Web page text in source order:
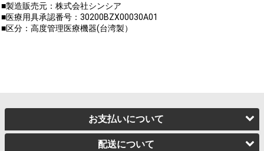
■製造販売元：株式会社シンシア
■医療用具承認番号：30200BZX00030A01
■区分：高度管理医療機器(台湾製）
お支払いについて
配送について